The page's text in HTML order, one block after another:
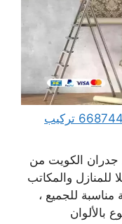
فني تركيب ورق جدران الكويت 66874433 تركيب
الكويت من
للمنازل والمكاتب
مناسبة للجميع ،
بالألوان